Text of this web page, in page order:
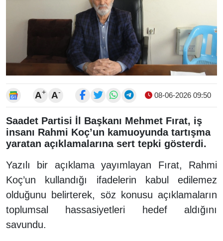
A+ A- 08-06-2026 09:50
Saadet Partisi İl Başkanı Mehmet Fırat, iş
insanı Rahmi Koç’un kamuoyunda tartışma
yaratan açıklamalarına sert tepki gösterdi.
Yazılı bir açıklama yayımlayan Fırat, Rahmi
Koç’un kullandığı ifadelerin kabul edilemez
olduğunu belirterek, söz konusu açıklamaların
toplumsal hassasiyetleri hedef aldığını
savundu.